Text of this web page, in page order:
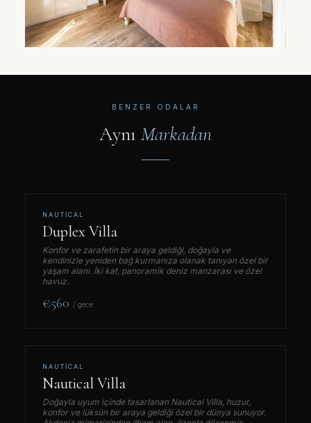
BENZER ODALAR
Aynı Markadan
NAUTICAL
Duplex Villa
Konfor ve zarafetin bir araya geldiği, doğayla ve
kendinizle yeniden bağ kurmanıza olanak tanıyan özel bir
yaşam alanı. İki kat, panoramik deniz manzarası ve özel
havuz.
€560 / gece
NAUTICAL
Nautical Villa
Doğayla uyum içinde tasarlanan Nautical Villa , huzur,
konfor ve lüksün bir araya geldiği özel bir dünya sunuyor.